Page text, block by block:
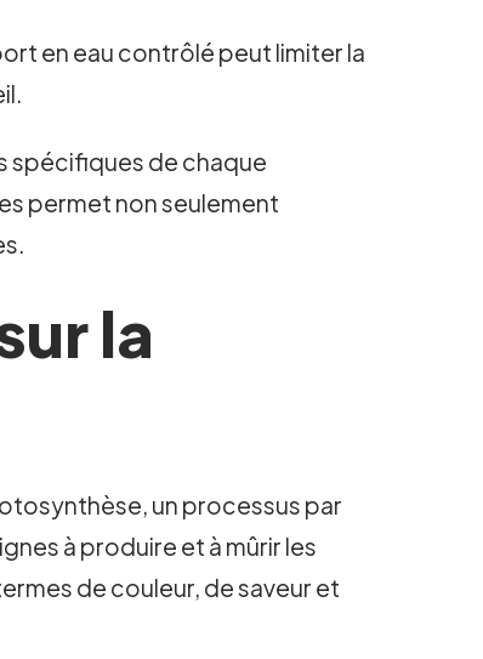
en eau contrôlé peut limiter la
spécifiques de chaque
permet non seulement
la
un processus par
à produire et à mûrir les
de couleur, de saveur et